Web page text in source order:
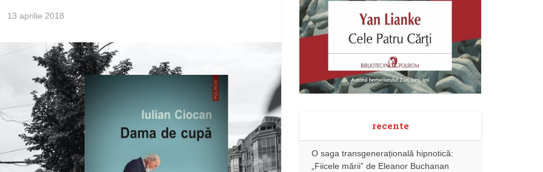
13 aprilie 2018
recente
O saga transgenerațională hipnotică:
„Fiicele mării” de Eleanor Buchanan